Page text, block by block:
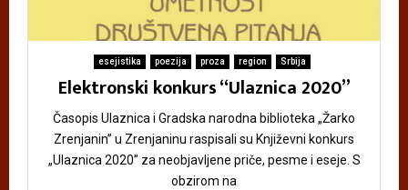
esejistika poezija proza region Srbija
Elektronski konkurs “Ulaznica 2020”
Časopis Ulaznica i Gradska narodna biblioteka „Žarko
Zrenjanin” u Zrenjaninu raspisali su Književni konkurs
„Ulaznica 2020” za neobjavljene priče, pesme i eseje. S
obzirom na